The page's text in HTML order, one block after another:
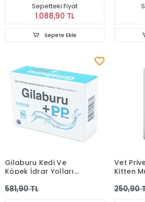
Sepetteki Fiyat
1.088,90 TL
Sepete Ekle
Gilaburu Kedi Ve
Köpek İdrar Yolları
Kapsül
581,90 TL
Vet
Kitten
Paste
Macunu
250,90